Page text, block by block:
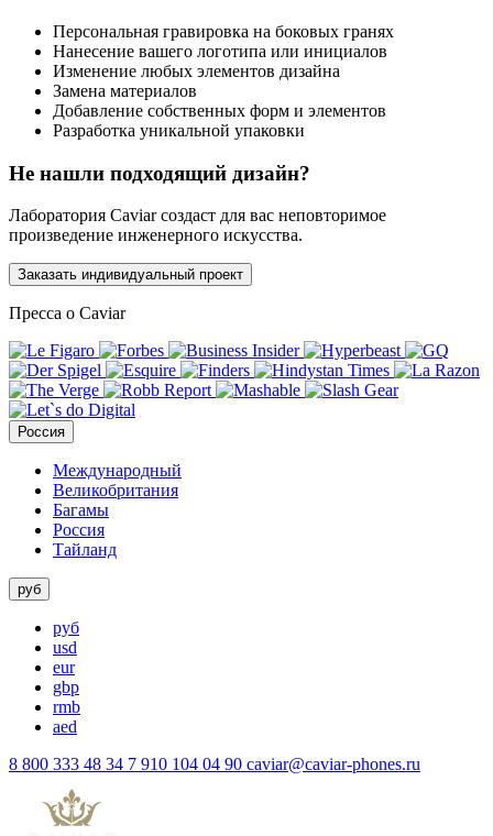
Персональная гравировка на боковых гранях
Нанесение вашего логотипа или инициалов
Изменение любых элементов дизайна
Замена материалов
Добавление собственных форм и элементов
Разработка уникальной упаковки
Не нашли подходящий дизайн?
Лаборатория Caviar создаст для вас неповторимое
произведение инженерного искусства.
Заказать индивидуальный проект
Пресса о Caviar
Россия
Международный
Великобритания
Багамы
Россия
Тайланд
руб
руб
usd
eur
gbp
rmb
aed
8 800 333 48 34 7 910 104 04 90 caviar@caviar-phones.ru